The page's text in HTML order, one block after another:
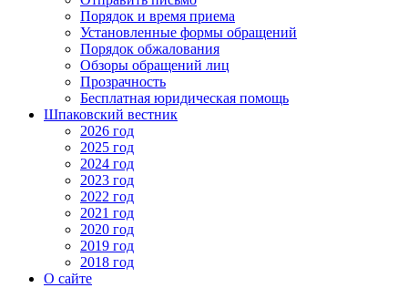
Порядок и время приема
Установленные формы обращений
Порядок обжалования
Обзоры обращений лиц
Прозрачность
Бесплатная юридическая помощь
Шпаковский вестник
2026 год
2025 год
2024 год
2023 год
2022 год
2021 год
2020 год
2019 год
2018 год
О сайте